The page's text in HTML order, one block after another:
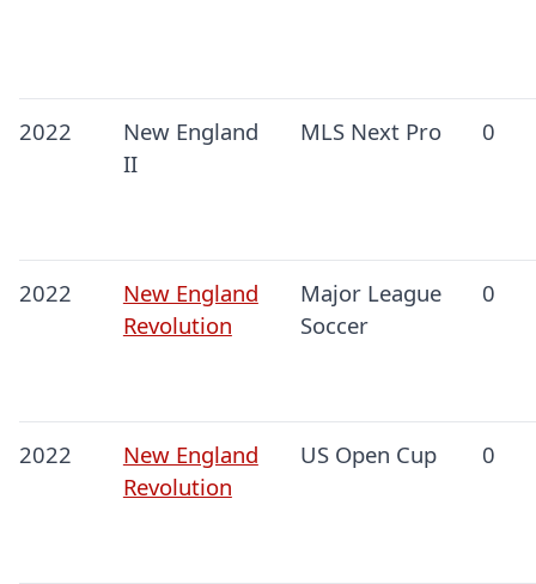
2022
New England
II
MLS Next Pro 0
2022
New England
Revolution
Major League
Soccer
0
2022
New England
Revolution
US Open Cup 0